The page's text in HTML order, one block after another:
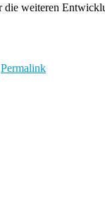
die weiteren
Permalink